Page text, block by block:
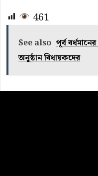
461
See also পূর্ব
অনুষ্ঠান বিধায়কদের